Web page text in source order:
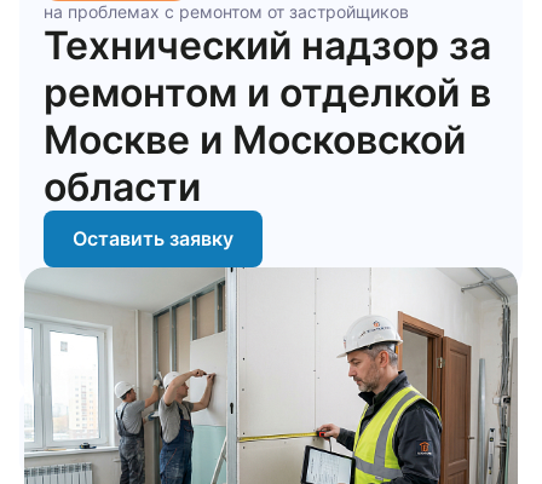
на проблемах с ремонтом от застройщиков
Технический надзор за
ремонтом и отделкой в
Москве и Московской
области
Оставить заявку
1 млрд +
Взыскано с застройщиков
60 000 +
Квартир принято экспертами
7 000 +
Строительных экспертиз
5000 +
Исков подано